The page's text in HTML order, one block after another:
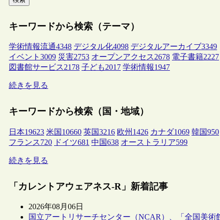
キーワードから検索（テーマ）
学術情報流通4348 デジタル化4098 デジタルアーカイブ3349
イベント 3009 災害2753 オープンアクセス2678 電子書籍2227
図書館サービス2178 子ども2017 学術情報1947
続きを見る
キーワードから検索（国・地域）
日本19623 米国 10660 英国3216 欧州 1426 カナダ1069 韓国950
フランス720 ドイツ681 中国638 オーストラリア599
続きを見る
「カレントアウェアネス-R」新着記事
2026年08月06日
国立アートリサーチセンター（NCAR）、「全国美術